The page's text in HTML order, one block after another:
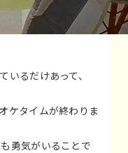
いるだけあって、
ケタイムが終わりま
勇気がいることで